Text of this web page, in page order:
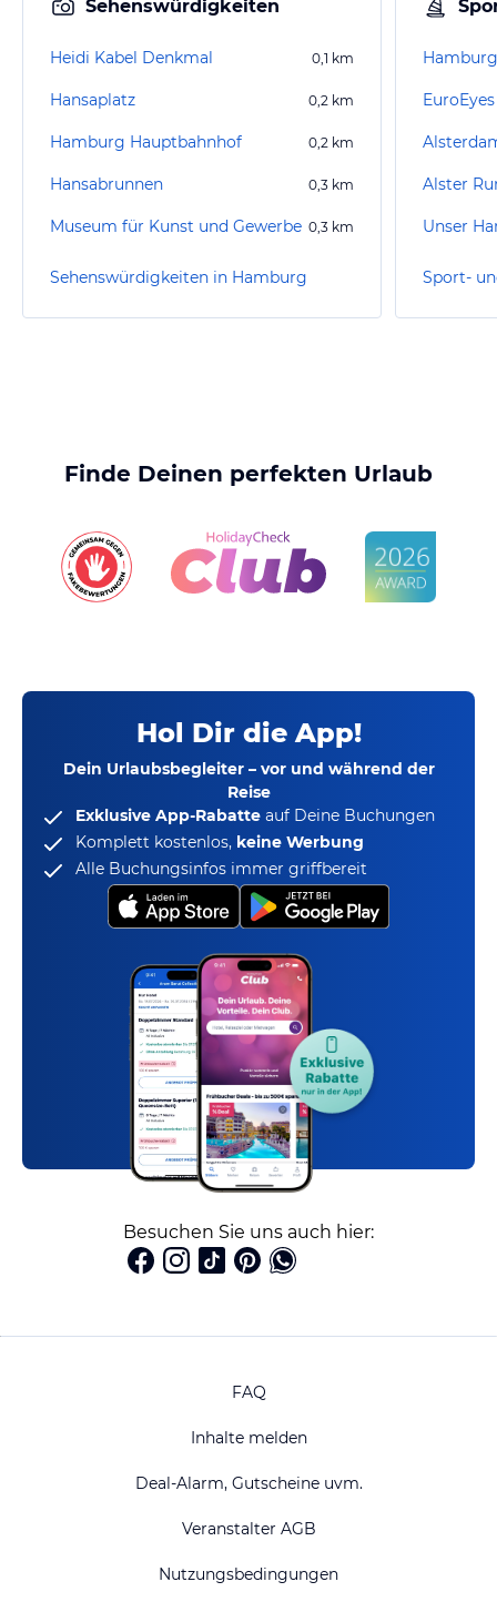
Sehenswürdigkeiten
Heidi Kabel Denkmal 0,1 km
Hansaplatz 0,2 km
Hamburg Hauptbahnhof 0,2 km
Hansabrunnen 0,3 km
Museum für Kunst und Gewerbe 0,3 km
Sehenswürdigkeiten in Hamburg
Alster
Unser
Finde Deinen perfekten Urlaub
Hol Dir die App!
Dein Urlaubsbegleiter – vor und während der
Reise
Exklusive App-Rabatte auf Deine Buchungen
Komplett kostenlos, keine Werbung
Alle Buchungsinfos immer griffbereit
Besuchen Sie uns auch hier:
FAQ
Inhalte melden
Deal-Alarm, Gutscheine uvm.
Veranstalter AGB
Nutzungsbedingungen